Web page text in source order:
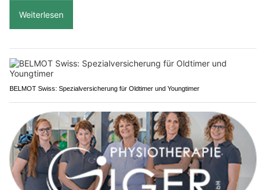
Weiterlesen
BELMOT Swiss: Spezialversicherung für Oldtimer und Youngtimer